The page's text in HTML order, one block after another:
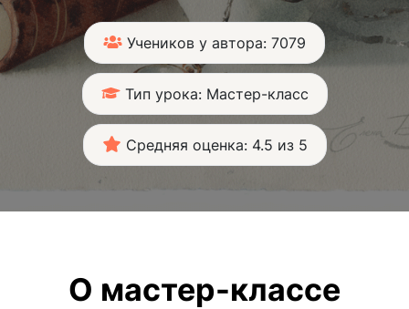
Учеников у автора: 7079
Тип урока: Мастер-класс
Средняя оценка: 4.5 из 5
О мастер-классе